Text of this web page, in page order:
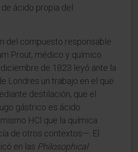
ácido propia del
del compuesto responsable
Prout, médico y químico
de 1823 leyó ante la
Londres un trabajo en el que
destilación, que el
gástrico es ácido
HCl que la química
de otros contextos—. El
en las Philosophical